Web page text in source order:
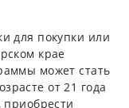
для покупки или
крае
может стать
от 21 года